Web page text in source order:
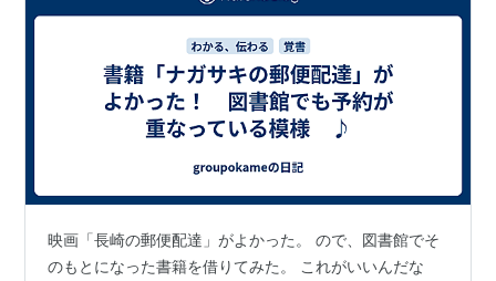
映画「長崎の郵便配達」がよかった。 ので、図書館でそ
のもとになった書籍を借りてみた。 これがいいんだな